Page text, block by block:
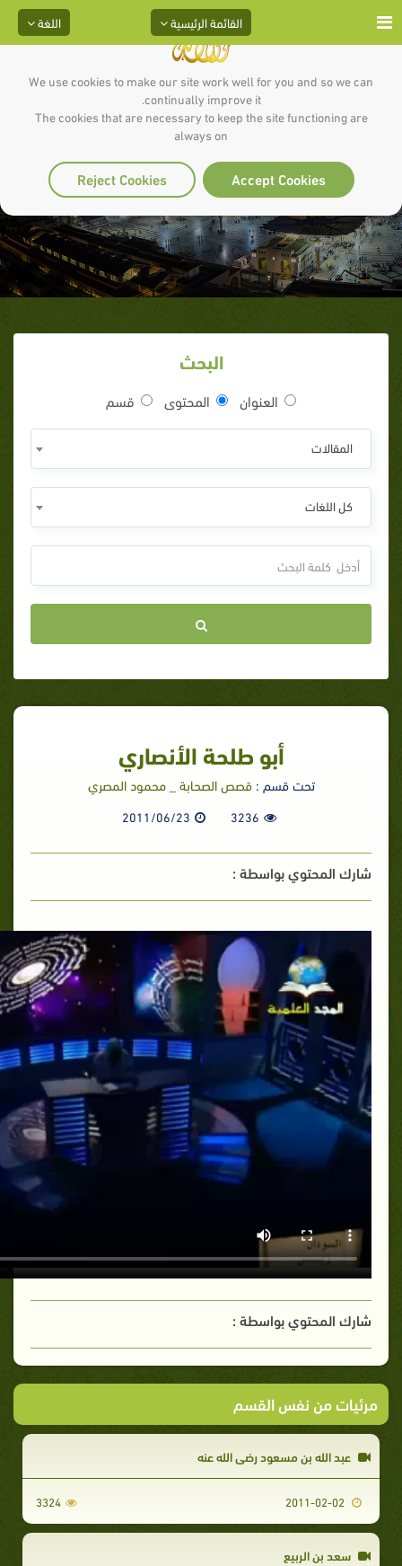
We use cookies to make our site work well for you and so we can
continually improve it.
The cookies that are necessary to keep the site functioning are
always on
Accept Cookies
Reject Cookies
اللغة القائمة الرئيسية
أبو طلحة الأنصاري
البحث
العنوان المحتوى قسم
المقالات
كل اللغات
أبو طلحة الأنصاري
تحت قسم :قصص الصحابة _ محمود المصري
3236
2011/06/23
شارك المحتوي بواسطة :
شارك المحتوي بواسطة :
مرئيات من نفس القسم
عبد الله بن مسعود رضي الله عنه
3324
سعد بن الربيع